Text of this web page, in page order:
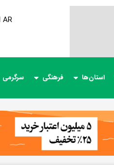
AR
استان‌ها فرهنگی سرگرمی